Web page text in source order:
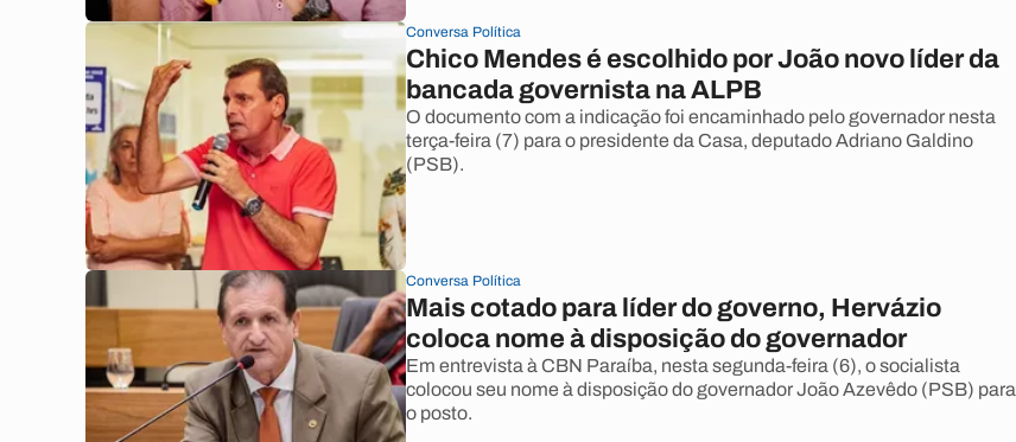
Conversa Política
Chico Mendes é escolhido por João novo líder da
bancada governista na ALPB
O documento com a indicação foi encaminhado pelo governador nesta
terça-feira (7) para o presidente da Casa, deputado Adriano Galdino
(PSB).
Conversa Política
Mais cotado para líder do governo, Hervázio
coloca nome à disposição do governador
Em entrevista à CBN Paraíba, nesta segunda-feira (6), o socialista
colocou seu nome à disposição do governador João Azevêdo (PSB) para
o posto.